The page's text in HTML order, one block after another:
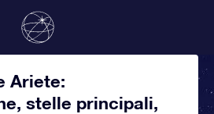
Ariete:
stelle principali,